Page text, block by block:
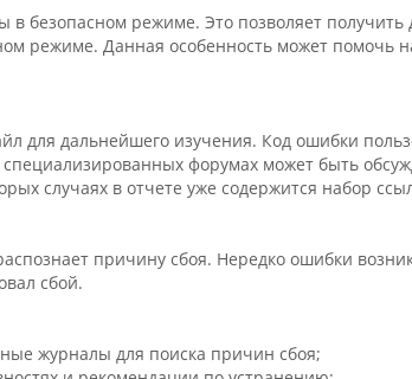
безопасном режиме. Это позволяет получить
режиме. Данная особенность может помочь
для дальнейшего изучения. Код ошибки
форумах может быть
случаях в отчете уже содержится набор
причину сбоя. Нередко ошибки
сбой.
журналы для поиска причин сбоя;